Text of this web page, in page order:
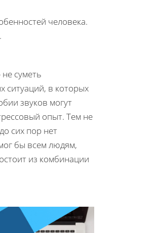
человека.
суметь
ситуаций, в которых
звуков могут
опыт. Тем не
сих пор нет
бы всем людям,
из комбинации